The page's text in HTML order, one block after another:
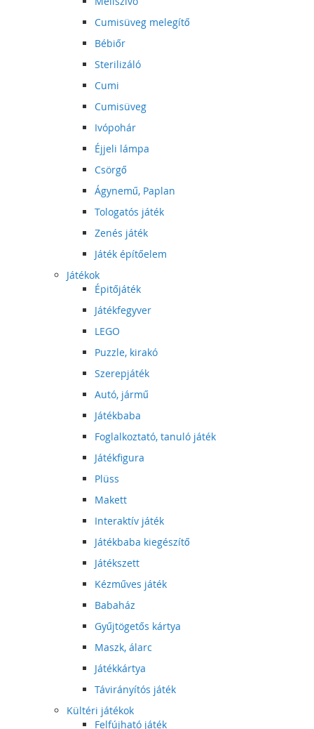
Cumisüveg melegítő
Bébiőr
Sterilizáló
Cumi
Cumisüveg
Ivópohár
Éjjeli lámpa
Csörgő
Ágynemű, Paplan
Tologatós játék
Zenés játék
Játék építőelem
Játékok
Épitőjáték
Játékfegyver
LEGO
Puzzle, kirakó
Szerepjáték
Autó, jármű
Játékbaba
Foglalkoztató, tanuló játék
Játékfigura
Plüss
Makett
Interaktív játék
Játékbaba kiegészítő
Játékszett
Kézműves játék
Babaház
Gyűjtögetős kártya
Maszk, álarc
Játékkártya
Távirányítós játék
Kültéri játékok
Felfújható játék